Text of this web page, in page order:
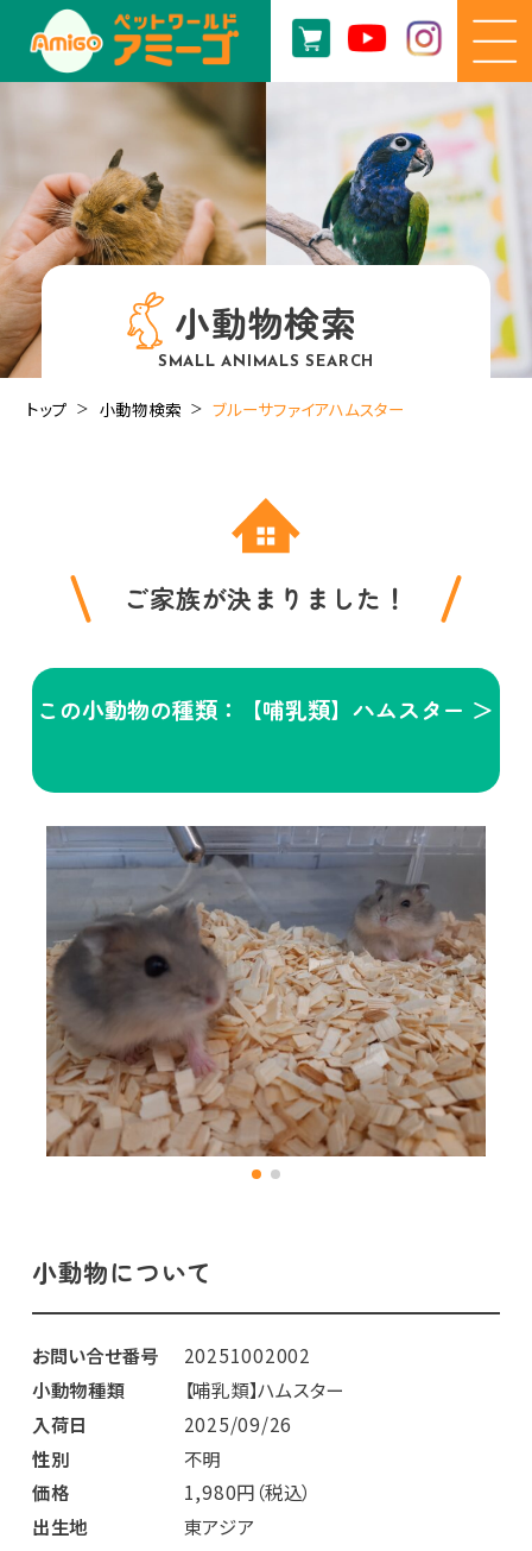
小動物検索
SMALL ANIMALS SEARCH
トップ 小動物検索 ブルーサファイアハムスター
ご家族が決まりました！
この小動物の種類：【哺乳類】ハムスター ＞
小動物について
お問い合せ番号
20251002002
小動物種類
【哺乳類】ハムスター
入荷日
2025/09/26
性別
不明
価格
1,980円（税込）
出生地
東アジア